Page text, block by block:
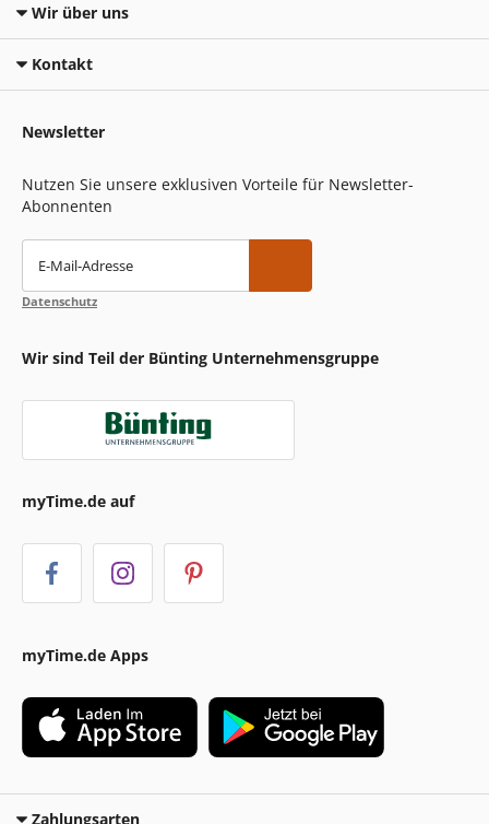
Wir über uns
Kontakt
Newsletter
Nutzen Sie unsere exklusiven Vorteile für Newsletter-
Abonnenten
E-Mail-Adresse
Datenschutz
Wir sind Teil der Bünting Unternehmensgruppe
myTime.de auf
myTime.de Apps
Zahlungsarten